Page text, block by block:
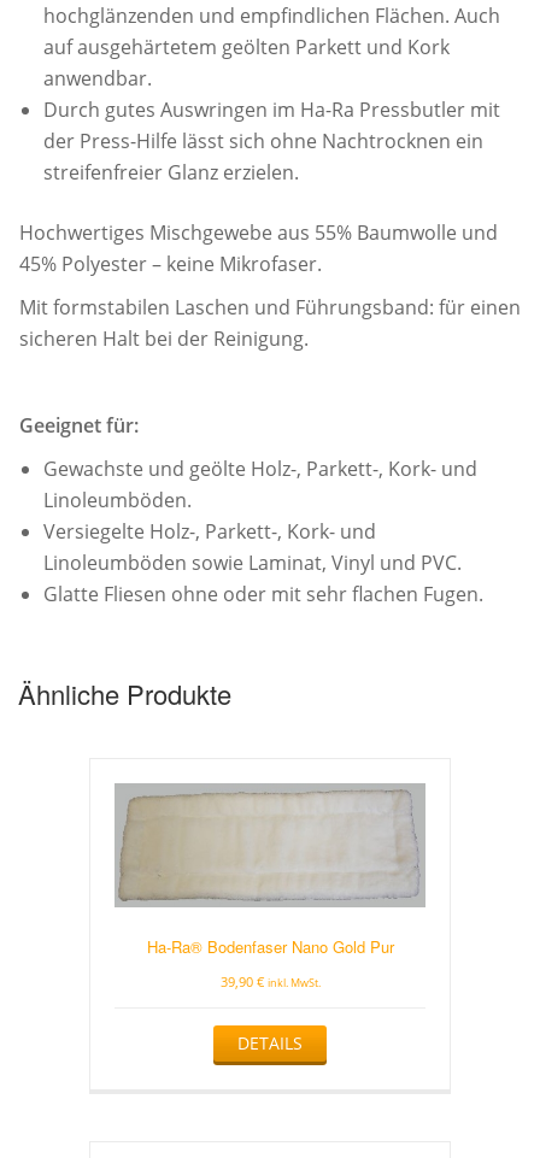
hochglänzenden und empfindlichen Flächen. Auch
auf ausgehärtetem geölten Parkett und Kork
anwendbar.
Durch gutes Auswringen im Ha-Ra Pressbutler mit
der Press-Hilfe lässt sich ohne Nachtrocknen ein
streifenfreier Glanz erzielen.
Hochwertiges Mischgewebe aus 55% Baumwolle und
45% Polyester – keine Mikrofaser.
Mit formstabilen Laschen und Führungsband: für einen
sicheren Halt bei der Reinigung.
Geeignet für:
Gewachste und geölte Holz-, Parkett-, Kork- und
Linoleumböden.
Versiegelte Holz-, Parkett-, Kork- und
Linoleumböden sowie Laminat, Vinyl und PVC.
Glatte Fliesen ohne oder mit sehr flachen Fugen.
Ähnliche Produkte
Ha-Ra® Bodenfaser Nano Gold Pur
39,90 € inkl. MwSt.
DETAILS